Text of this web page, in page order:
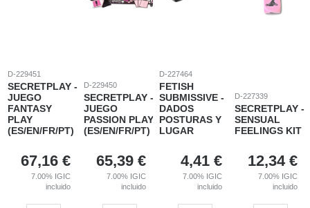
D-229451
SECRETPLAY -
JUEGO
FANTASY
PLAY
(ES/EN/FR/PT)
67,16 €
7.00% IGIC
incluido
D-229450
SECRETPLAY -
JUEGO
PASSION PLAY
(ES/EN/FR/PT)
65,39 €
7.00% IGIC
incluido
D-227464
FETISH
SUBMISSIVE -
DADOS
POSTURAS Y
LUGAR
4,41 €
7.00% IGIC
incluido
D-227339
SECRETPLAY -
SENSUAL
FEELINGS KIT
12,34 €
7.00% IGIC
incluido